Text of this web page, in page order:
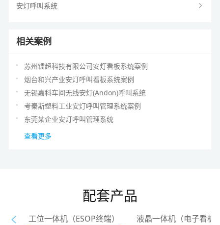
安灯呼叫系统
相关案例
苏州镭超科技有限公司安灯看板系统案例
烟台和兴产业安灯呼叫看板系统案例
无锡嘉科车间无线安灯(Andon)呼叫系统
考秦斯塑料工业安灯呼叫管理系统案例
东莞某企业安灯呼叫管理系统
查看更多
配套产品
工位一体机（ESOP终端） 液晶一体机（电子看板